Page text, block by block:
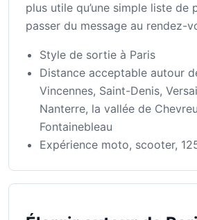
plus utile qu’une simple liste de
passer du message au rendez-
Style de sortie à Paris
Distance acceptable autour
Vincennes, Saint-Denis,
Nanterre, la vallée de
Fontainebleau
Expérience moto, scooter,